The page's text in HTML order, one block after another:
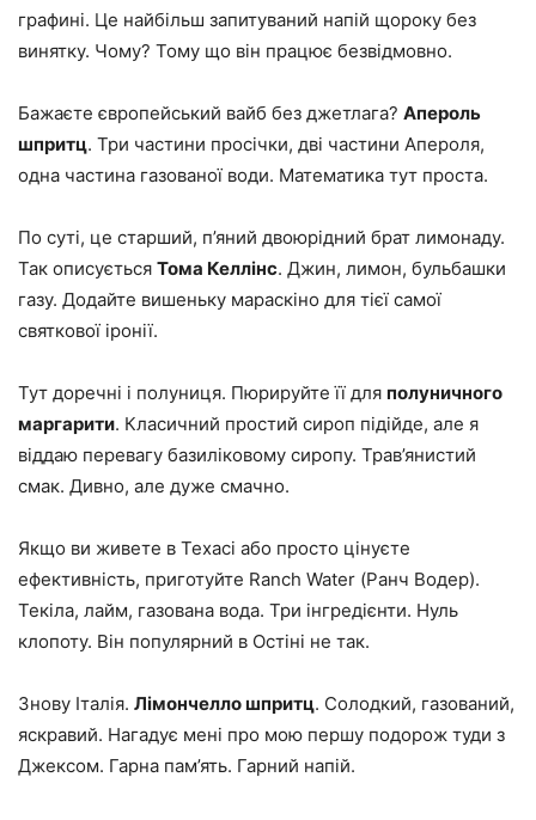
графині. Це найбільш запитуваний напій щороку без
винятку. Чому? Тому що він працює безвідмовно.
Бажаєте європейський вайб без джетлага? Апероль
шпритц. Три частини просічки, дві частини Апероля,
одна частина газованої води. Математика тут проста.
По суті, це старший, п’яний двоюрідний брат лимонаду.
Так описується Тома Келлінс. Джин, лимон, бульбашки
газу. Додайте вишеньку мараскіно для тієї самої
святкової іронії.
Тут доречні і полуниця. Пюрируйте її для полуничного
маргарити. Класичний простий сироп підійде, але я
віддаю перевагу базиліковому сиропу. Трав’янистий
смак. Дивно, але дуже смачно.
Якщо ви живете в Техасі або просто цінуєте
ефективність, приготуйте Ranch Water (Ранч Водер).
Текіла, лайм, газована вода. Три інгредієнти. Нуль
клопоту. Він популярний в Остіні не так.
Знову Італія. Лімончелло шпритц. Солодкий, газований,
яскравий. Нагадує мені про мою першу подорож туди з
Джексом. Гарна пам’ять. Гарний напій.